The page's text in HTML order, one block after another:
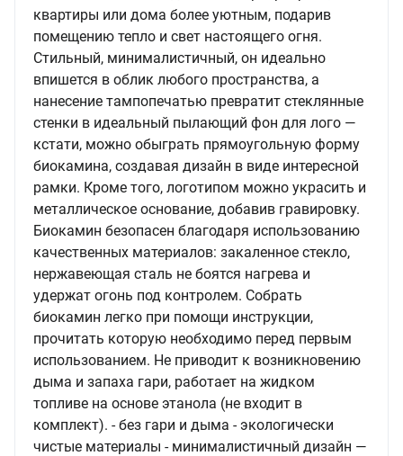
квартиры или дома более уютным, подарив
помещению тепло и свет настоящего огня.
Стильный, минималистичный, он идеально
впишется в облик любого пространства, а
нанесение тампопечатью превратит стеклянные
стенки в идеальный пылающий фон для лого —
кстати, можно обыграть прямоугольную форму
биокамина, создавая дизайн в виде интересной
рамки. Кроме того, логотипом можно украсить и
металлическое основание, добавив гравировку.
Биокамин безопасен благодаря использованию
качественных материалов: закаленное стекло,
нержавеющая сталь не боятся нагрева и
удержат огонь под контролем. Собрать
биокамин легко при помощи инструкции,
прочитать которую необходимо перед первым
использованием. Не приводит к возникновению
дыма и запаха гари, работает на жидком
топливе на основе этанола (не входит в
комплект). - без гари и дыма - экологически
чистые материалы - минималистичный дизайн —